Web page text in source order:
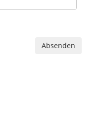
Absenden